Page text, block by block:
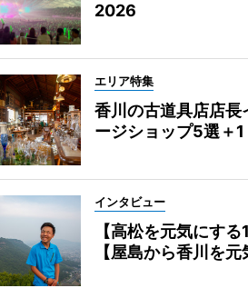
2026
エリア特集
香川の古道具店店
ージショップ5選＋1
インタビュー
【高松を元気にす
【屋島から香川を